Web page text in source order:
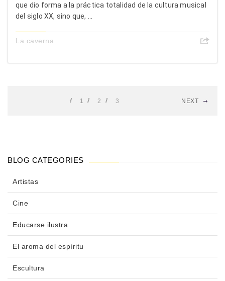
que dio forma a la práctica totalidad de la cultura musical
del siglo XX, sino que, ...
La caverna
1 2 3 NEXT
BLOG CATEGORIES
Artistas
Cine
Educarse ilustra
El aroma del espíritu
Escultura